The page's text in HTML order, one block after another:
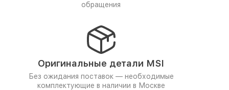
обращения
Оригинальные детали MSI
Без ожидания поставок — необходимые
комплектующие в наличии в Москве